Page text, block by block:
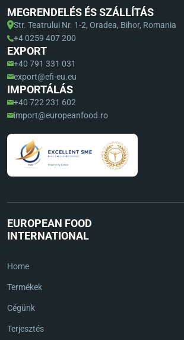
MEGRENDELÉS ÉS SZÁLLÍTÁS
Str. Teatrului Nr. 1-2, Oradea, Bihor, Romania
+4 0259 407 200
EXPORT
+40 791 331 031
export@efi-eu.eu
IMPORTÁLÁS
+40 722 231 602
import@europeanfood.ro
EUROPEAN FOOD
INTERNATIONAL
Home
Termékek
Cégünk
Terjesztés